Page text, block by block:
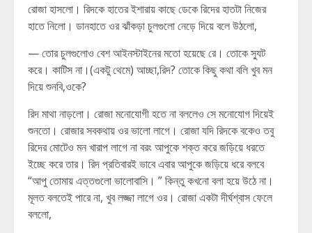
রোজা হাসলো। রিদকে হাতের ইশারায় কাছে ডেকে রিদের হাতটা নিজের
হাতে নিলো। ডানহাতে ওর ঝাঁকড়া চুলগুলো নেড়ে দিয়ে বলে উঠলো,
— তোর চুলগুলোও বেশ আইনস্টাইনের মতো হয়েছে রে। তোকে স্যুট
করে। কাটিস না।(একটু থেমে) আচ্ছা,রিদ? তোকে কিছু কথা বলি খুব মন
দিয়ে শুনবি,ওকে?
রিদ মাথা নাড়লো। রোজা মনোযোগী হতে না বললেও সে মনোযোগ দিয়েই
শুনতো। রোজার সবকথায় ওর ভালো লাগে। রোজা যদি রিদকে বকেও তবু
রিদের মোটেও মন খারাপ লাগে না বরং আপুকে শক্ত করে জড়িয়ে ধরতে
ইচ্ছে করে তার। রিদ প্রতিবারই ভাবে এবার আপুকে জড়িয়ে ধরে বলবে
“আপু তোমায় এত্তগুলো ভালোবাসি। ” কিন্তু কখনো বলা হয়ে উঠে না।
মূলত বলতেই পারে না, খুব লজ্জা লাগে ওর। রোজা একটা দীর্ঘশ্বাস ফেলে
বললো,